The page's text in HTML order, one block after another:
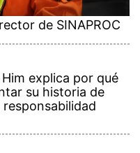
de SINAPROC
explica por qué
su historia de
responsabilidad